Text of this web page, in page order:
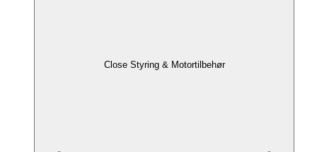
Close Styring & Motortilbehør